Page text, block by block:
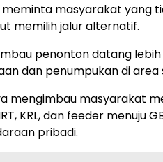
meminta masyarakat yang
memilih jalur alternatif.
penonton datang
dan penumpukan di area
mengimbau masyarakat
KRL, dan feeder menuju
pribadi.